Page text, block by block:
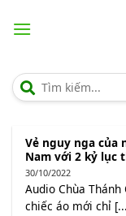
đến
dung
Vẻ nguy nga của
Nam với 2 kỷ lục
30/10/2022
Audio Chùa
chiếc áo mới chỉ